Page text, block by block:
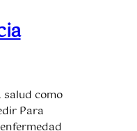
como
Para